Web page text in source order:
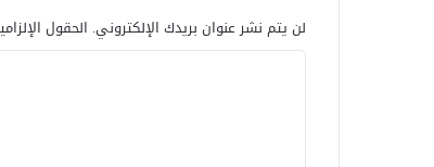
لن يتم نشر عنوان بريدك الإلكتروني. الحقول